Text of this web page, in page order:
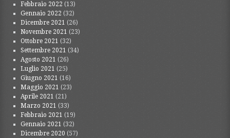
Febbraio 2022 (13)
Gennaio 2022 (32)
Dicembre 2021 (26)
Novembre 2021 (23)
Ottobre 2021 (32)
Settembre 2021 (34)
Agosto 2021 (26)
Luglio 2021 (25)
Giugno 2021 (16)
Maggio 2021 (23)
Aprile 2021 (21)
Marzo 2021 (33)
Febbraio 2021 (19)
Gennaio 2021 (32)
Dicembre 2020 (57)